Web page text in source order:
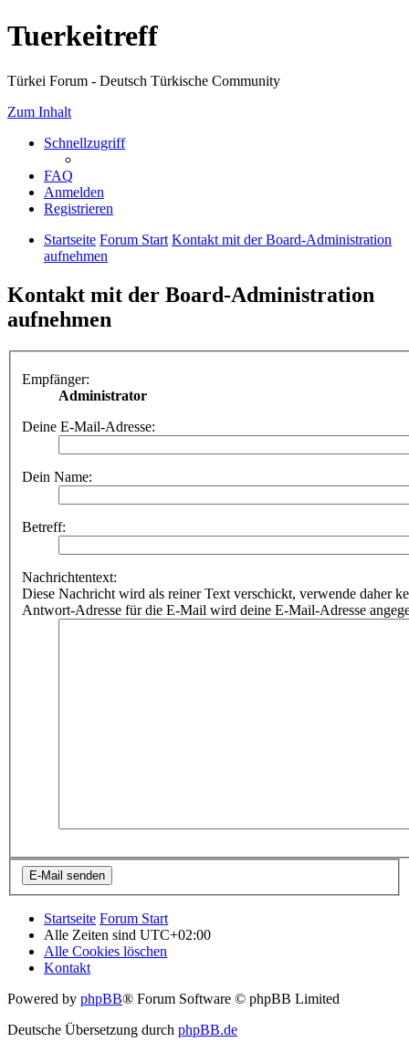
Tuerkeitreff
Türkei Forum - Deutsch Türkische Community
Zum Inhalt
Schnellzugriff
FAQ
Anmelden
Registrieren
Startseite Forum Start Kontakt mit der Board-Administration
aufnehmen
Kontakt mit der Board-Administration
aufnehmen
Empfänger:
Administrator
Deine E-Mail-Adresse:
Dein Name:
Betreff:
Nachrichtentext:
Diese Nachricht wird als reiner Text verschickt, verwende daher
Antwort-Adresse für die E-Mail wird deine E-Mail-Adresse
Startseite Forum Start
Alle Zeiten sind UTC+02:00
Alle Cookies löschen
Kontakt
Powered by phpBB® Forum Software © phpBB Limited
Deutsche Übersetzung durch phpBB.de